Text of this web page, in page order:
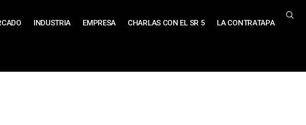
INDUSTRIA EMPRESA CHARLAS CON EL SR 5 LA CONTRATAPA